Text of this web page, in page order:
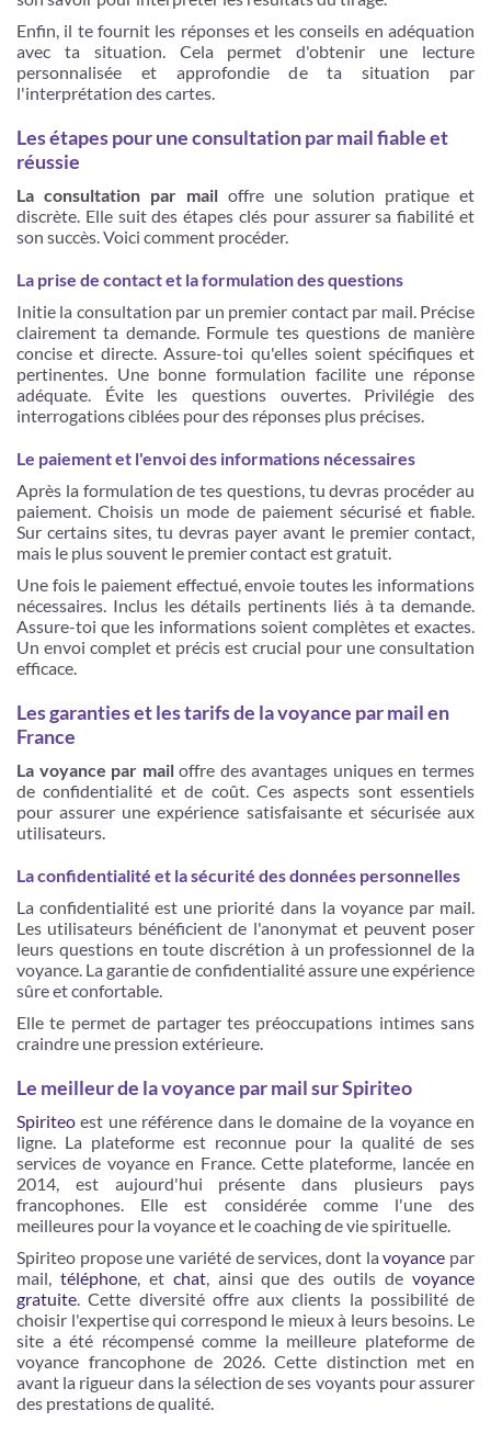
Enfin, il te fournit les réponses et les conseils en adéquation
avec ta situation. Cela permet d'obtenir une lecture
personnalisée et approfondie de ta situation par
l'interprétation des cartes.
Les étapes pour une consultation par mail fiable et
réussie
La consultation par mail offre une solution pratique et
discrète. Elle suit des étapes clés pour assurer sa fiabilité et
son succès. Voici comment procéder.
La prise de contact et la formulation des questions
Initie la consultation par un premier contact par mail. Précise
clairement ta demande. Formule tes questions de manière
concise et directe. Assure-toi qu'elles soient spécifiques et
pertinentes. Une bonne formulation facilite une réponse
adéquate. Évite les questions ouvertes. Privilégie des
interrogations ciblées pour des réponses plus précises.
Le paiement et l'envoi des informations nécessaires
Après la formulation de tes questions, tu devras procéder au
paiement. Choisis un mode de paiement sécurisé et fiable.
Sur certains sites, tu devras payer avant le premier contact,
mais le plus souvent le premier contact est gratuit.
Une fois le paiement effectué, envoie toutes les informations
nécessaires. Inclus les détails pertinents liés à ta demande.
Assure-toi que les informations soient complètes et exactes.
Un envoi complet et précis est crucial pour une consultation
efficace.
Les garanties et les tarifs de la voyance par mail en
France
La voyance par mailoffre des avantages uniques en termes
de confidentialité et de coût. Ces aspects sont essentiels
pour assurer une expérience satisfaisante et sécurisée aux
utilisateurs.
La confidentialité et la sécurité des données personnelles
La confidentialité est une priorité dans la voyance par mail.
Les utilisateurs bénéficient de l'anonymat et peuvent poser
leurs questions en toute discrétion à un professionnel de la
voyance. La garantie de confidentialité assure une expérience
sûre et confortable.
Elle te permet de partager tes préoccupations intimes sans
craindre une pression extérieure​​.
Le meilleur de la voyance par mail sur Spiriteo
Spiriteo est une référence dans le domaine de la voyance en
ligne. La plateforme est reconnue pour la qualité de ses
services de voyance en France. Cette plateforme, lancée en
2014, est aujourd'hui présente dans plusieurs pays
francophones. Elle est considérée comme l'une des
meilleures pour la voyance et le coaching de vie spirituelle.
Spiriteo propose une variété de services, dont lavoyance par
mail, téléphone, et chat, ainsi que des outils devoyance
gratuite . Cette diversité offre aux clients la possibilité de
choisir l'expertise qui correspond le mieux à leurs besoins​​. Le
site a été récompensé comme la meilleure plateforme de
voyance francophone de 2026. Cette distinction met en
avant la rigueur dans la sélection de ses voyants pour assurer
des prestations de qualité​​.